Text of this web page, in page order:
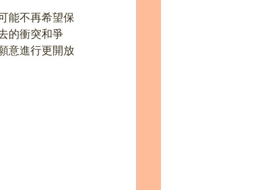
能不再希望保
的衝突和爭
意進行更開放